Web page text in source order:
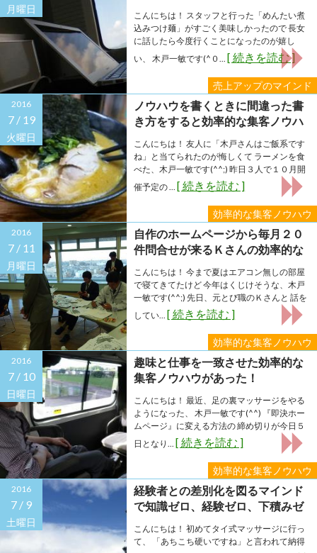
月曜日
売上アップのマインド
グがあることをご存知ですか？
こんにちは！ スタッフと行った「めんたい煮
込みつけ麺」がすごく美味しかったので 長女
に話したら今度行くことになったのが嬉し
い、 木戸一敏です(^０... [ 続きを読む ]
2016
7 / 19
火曜日
効率的な集客ノウハウ
ノウハウを書くときに間違った書
き方をすると効率的な集客ノウハ
ウにはならない。
こんにちは！ 友人に「木戸さんはご飯系です
ね」と当てられたのが悔しくて ラーメンを食
べた、木戸一敏です(^^;) 昨日３人で１０月開
催予定の ... [ 続きを読む ]
2016
7 / 11
月曜日
効率的な集客ノウハウ
自作のホームページから毎月２０
件問合せが来るＫさんの効率的な
集客ノウハウ
こんにちは！ 今まで夏はエアコン無しの部屋
で寝てきてたけど 今年はくじけそうな、木戸
一敏です(^^;) 先日、元とび職のＫさんと 話を
してい... [ 続きを読む ]
2016
7 / 10
日曜日
効率的な集客ノウハウ
趣味と仕事を一致させた効率的な
集客ノウハウがあった！
こんにちは！ 最近、足の裏マッサージをやる
ようになった、 木戸一敏です(^^) 『即決ホー
ムページ』に変える方法の 締め切りが今日５
日となり... [ 続きを読む ]
2016
7 / 9
土曜日
経験者との差別化を図るマインド
で知識ゼロ、経験ゼロ、下積みゼ
ロの人がコンサル起業する方法
こんにちは！ 初めてタイ式マッサージに行っ
て、 「あちこち硬いですね」と言われて納得